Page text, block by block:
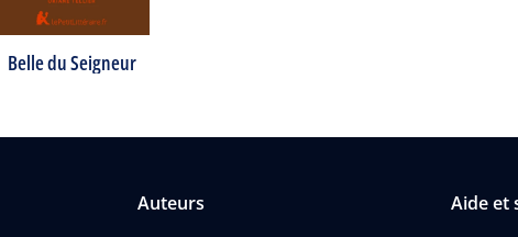
Belle du Seigneur
Auteurs Aide et